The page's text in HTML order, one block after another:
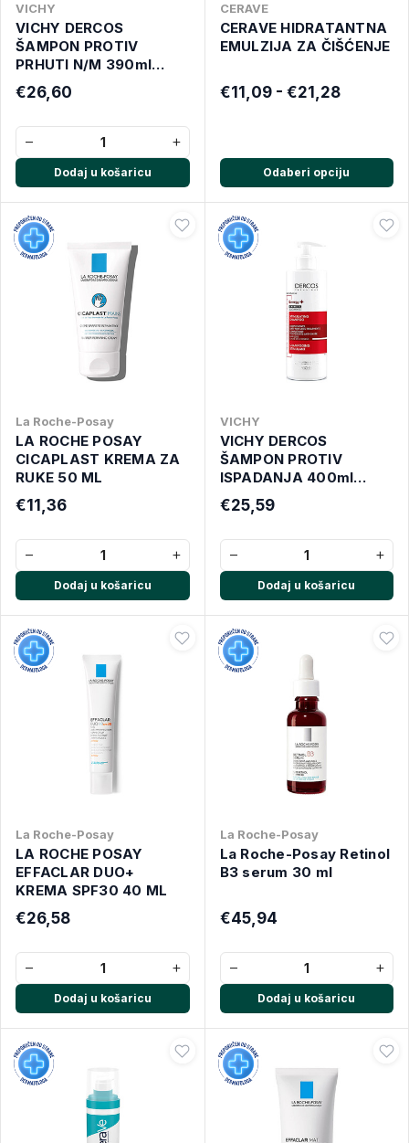
VICHY
VICHY DERCOS
ŠAMPON PROTIV
PRHUTI N/M 390ml
NOVO za normalnu ili
masnu kosu
€26,60
− +
Dodaj u košaricu
CERAVE
CERAVE HIDRATANTNA
EMULZIJA ZA ČIŠĆENJE
€11,09 - €21,28
Odaberi opciju
La Roche-Posay
LA ROCHE POSAY
CICAPLAST KREMA ZA
RUKE 50 ML
€11,36
− +
Dodaj u košaricu
VICHY
VICHY DERCOS
ŠAMPON PROTIV
ISPADANJA 400ml
NOVO stimulirajući
šampon protiv opadanja
€25,59
− +
Dodaj u košaricu
La Roche-Posay
LA ROCHE POSAY
EFFACLAR DUO+
KREMA SPF30 40 ML
€26,58
− +
Dodaj u košaricu
La Roche-Posay
La Roche-Posay Retinol
B3 serum 30 ml
€45,94
− +
Dodaj u košaricu